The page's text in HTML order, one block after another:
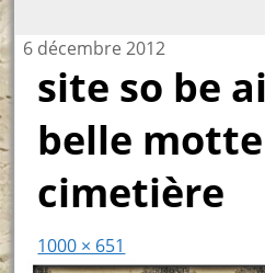
6 décembre 2012
site so be
belle motte
cimetière
1000 × 651